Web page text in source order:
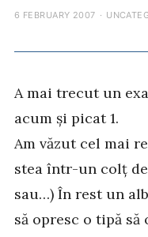
6 FEBRUARY 2007 ·
A mai trecut un
acum și picat 1.
Am văzut cel mai
stea într-un colț
sau…) În rest un
să opresc o tipă